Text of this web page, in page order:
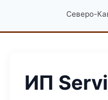
Северо-
ИП